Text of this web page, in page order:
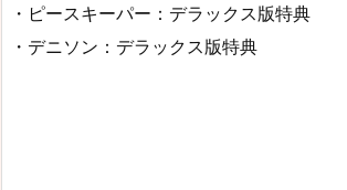
・ピースキーパー：デラックス版特典
・デニソン：デラックス版特典